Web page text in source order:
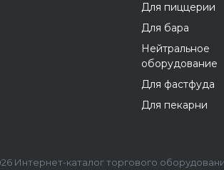
Для пиццерии
Для бара
Нейтральное
оборудование
Для фастфуда
Для пекарни
Интернет-каталог торгового